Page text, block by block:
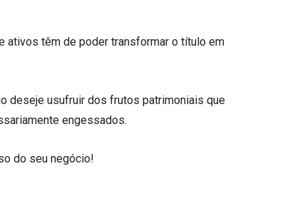
ativos têm de poder transformar o título em
deseje usufruir dos frutos patrimoniais que
engessados.
do seu negócio!